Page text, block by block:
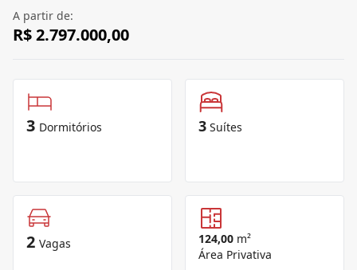
A partir de:
R$ 2.797.000,00
3 Dormitórios 3 Suítes
2 Vagas 124,00 m²
Área Privativa